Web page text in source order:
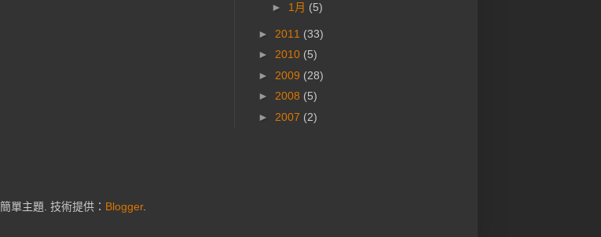
► 1月 (5)
► 2011 (33)
► 2010 (5)
► 2009 (28)
► 2008 (5)
► 2007 (2)
簡單主題. 技術提供： Blogger.